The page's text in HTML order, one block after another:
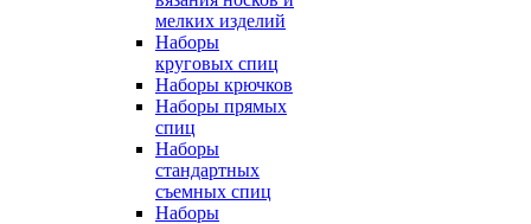
мелких изделий
Наборы
круговых спиц
Наборы крючков
Наборы прямых
спиц
Наборы
стандартных
съемных спиц
Наборы